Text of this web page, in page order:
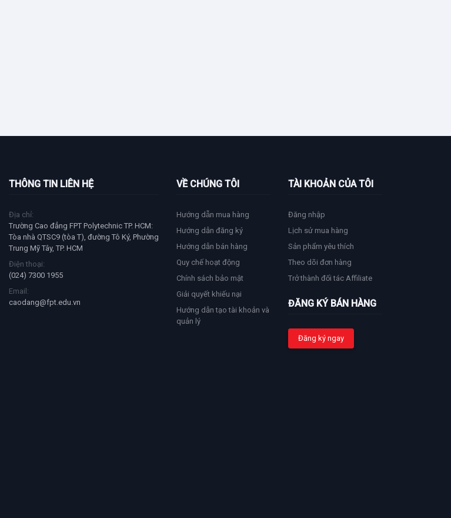
THÔNG TIN LIÊN HỆ
Địa chỉ:
Trường Cao đẳng FPT Polytechnic TP. HCM:
Tòa nhà QTSC9 (tòa T), đường Tô Ký, Phường
Trung Mỹ Tây, TP. HCM
Điện thoại:
(024) 7300 1955
Email:
caodang@fpt.edu.vn
VỀ CHÚNG TÔI
Hướng dẫn mua hàng
Hướng dẫn đăng ký
Hướng dẫn bán hàng
Quy chế hoạt động
Chính sách bảo mật
Giải quyết khiếu nại
Hướng dẫn tạo tài khoản và
quản lý
TÀI KHOẢN CỦA TÔI
Đăng nhập
Lịch sử mua hàng
Sản phẩm yêu thích
Theo dõi đơn hàng
Trở thành đối tác Affiliate
ĐĂNG KÝ BÁN HÀNG
Đăng ký ngay